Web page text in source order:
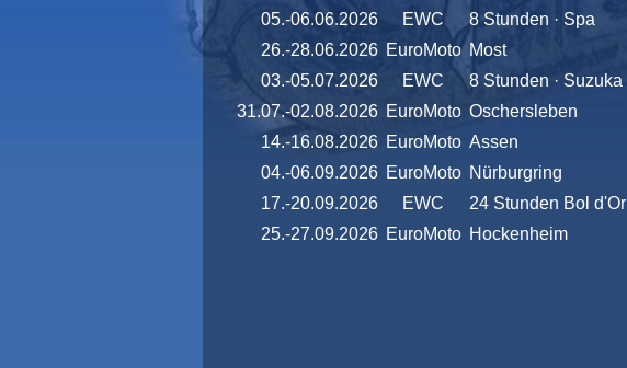
05.-06.06.2026
EWC 8 Stunden · Spa
26.-28.06.2026 EuroMoto Most
03.-05.07.2026
EWC 8 Stunden · Suzuka
31.07.-02.08.2026 EuroMoto Oschersleben
14.-16.08.2026 EuroMoto Assen
04.-06.09.2026 EuroMoto Nürburgring
17.-20.09.2026
EWC 24 Stunden Bol d'Or
25.-27.09.2026 EuroMoto Hockenheim